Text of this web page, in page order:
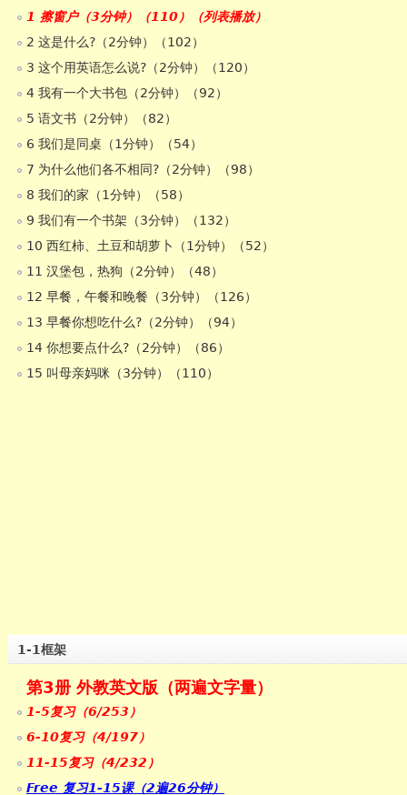
1 擦窗户（3分钟）（110）（列表播放）
2 这是什么?（2分钟）（102）
3 这个用英语怎么说?（2分钟）（120）
4 我有一个大书包（2分钟）（92）
5 语文书（2分钟）（82）
6 我们是同桌（1分钟）（54）
7 为什么他们各不相同?（2分钟）（98）
8 我们的家（1分钟）（58）
9 我们有一个书架（3分钟）（132）
10 西红柿、土豆和胡萝卜（1分钟）（52）
11 汉堡包，热狗（2分钟）（48）
12 早餐，午餐和晚餐（3分钟）（126）
13 早餐你想吃什么?（2分钟）（94）
14 你想要点什么?（2分钟）（86）
15 叫母亲妈咪（3分钟）（110）
1-1框架
第3册 外教英文版（两遍文字量）
1-5复习（6/253）
6-10复习（4/197）
11-15复习（4/232）
Free 复习1-15课（2遍26分钟）